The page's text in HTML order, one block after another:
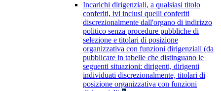
Incarichi dirigenziali, a qualsiasi titolo
conferiti, ivi inclusi quelli conferiti
discrezionalmente dall'organo di indirizzo
politico senza procedure pubbliche di
selezione e titolari di posizione
organizzativa con funzioni dirigenziali (da
pubblicare in tabelle che distinguano le
seguenti situazioni: dirigenti, dirigenti
individuati discrezionalmente, titolari di
posizione organizzativa con funzioni